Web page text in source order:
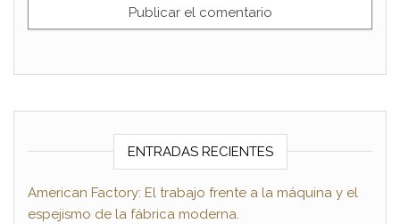
ENTRADAS RECIENTES
American Factory: El trabajo frente a la máquina y el
espejismo de la fábrica moderna.